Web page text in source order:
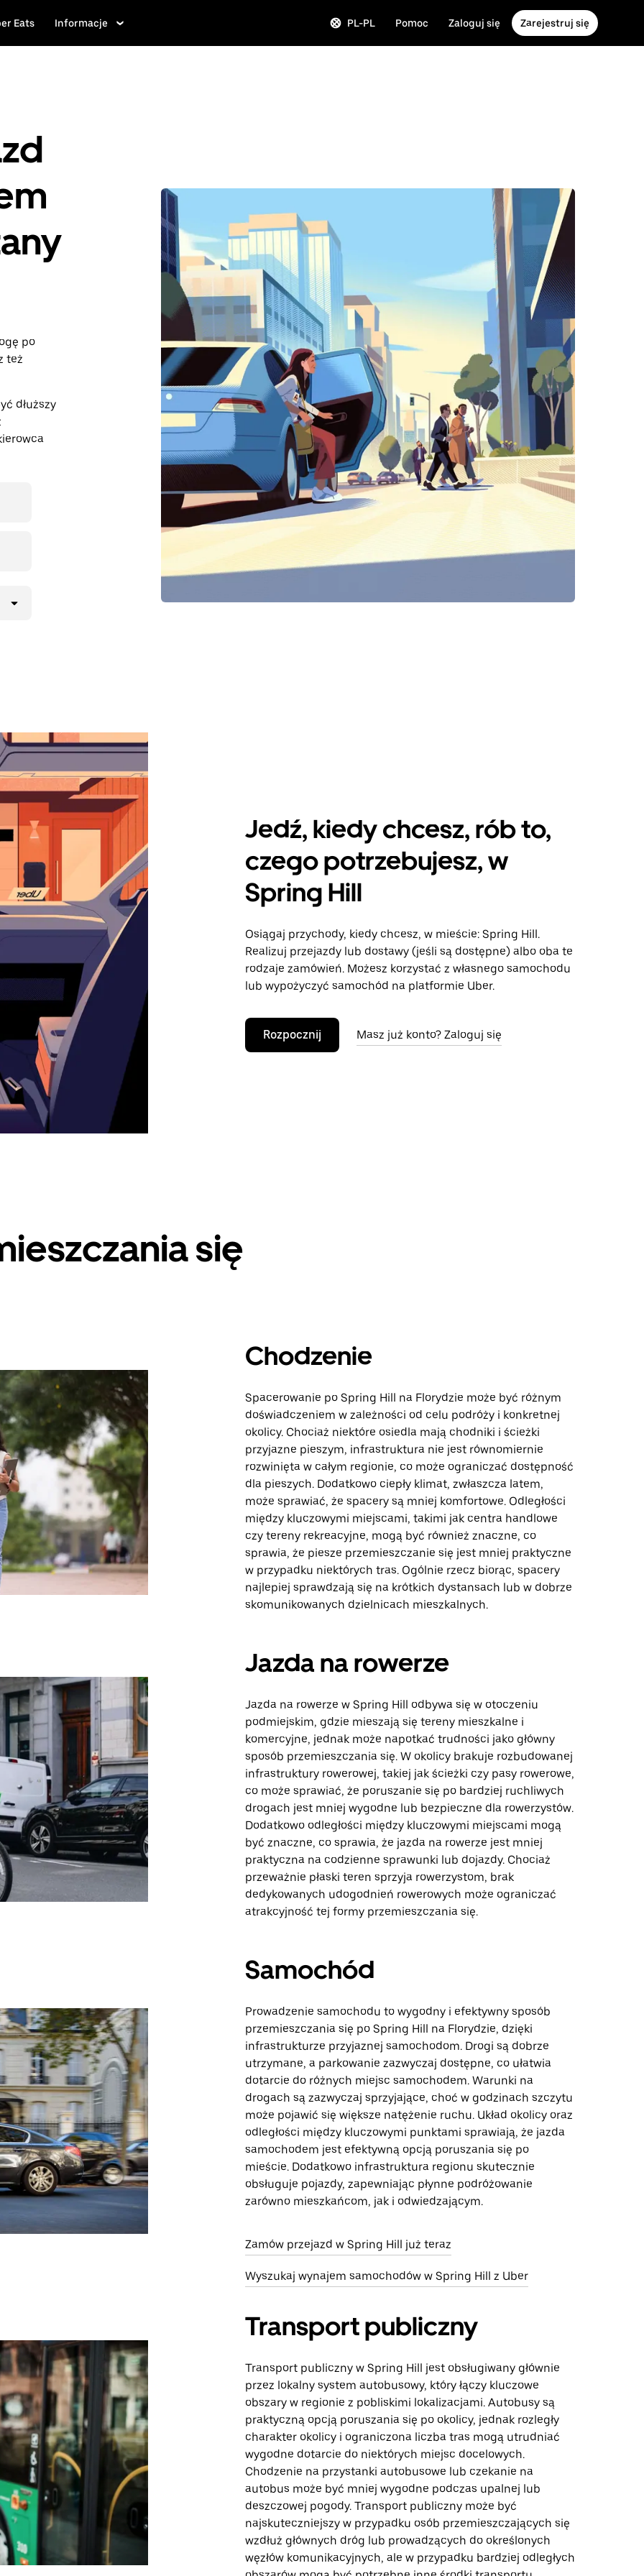
Eats Informacje PL-PL Pomoc Zaloguj się Zarejestruj się
po
też
dłuższy
Jedź, kiedy chcesz, rób to,
czego potrzebujesz, w
Spring Hill
Osiągaj przychody, kiedy chcesz, w mieście: Spring Hill.
Realizuj przejazdy lub dostawy (jeśli są dostępne) albo oba te
rodzaje zamówień. Możesz korzystać z własnego samochodu
lub wypożyczyć samochód na platformie Uber.
Rozpocznij Masz już konto? Zaloguj się
się
Chodzenie
Spacerowanie po Spring Hill na Florydzie może być różnym
doświadczeniem w zależności od celu podróży i konkretnej
okolicy. Chociaż niektóre osiedla mają chodniki i ścieżki
przyjazne pieszym, infrastruktura nie jest równomiernie
rozwinięta w całym regionie, co może ograniczać dostępność
dla pieszych. Dodatkowo ciepły klimat, zwłaszcza latem,
może sprawiać, że spacery są mniej komfortowe. Odległości
między kluczowymi miejscami, takimi jak centra handlowe
czy tereny rekreacyjne, mogą być również znaczne, co
sprawia, że piesze przemieszczanie się jest mniej praktyczne
w przypadku niektórych tras. Ogólnie rzecz biorąc, spacery
najlepiej sprawdzają się na krótkich dystansach lub w dobrze
skomunikowanych dzielnicach mieszkalnych.
Jazda na rowerze
Jazda na rowerze w Spring Hill odbywa się w otoczeniu
podmiejskim, gdzie mieszają się tereny mieszkalne i
komercyjne, jednak może napotkać trudności jako główny
sposób przemieszczania się. W okolicy brakuje rozbudowanej
infrastruktury rowerowej, takiej jak ścieżki czy pasy rowerowe,
co może sprawiać, że poruszanie się po bardziej ruchliwych
drogach jest mniej wygodne lub bezpieczne dla rowerzystów.
Dodatkowo odległości między kluczowymi miejscami mogą
być znaczne, co sprawia, że jazda na rowerze jest mniej
praktyczna na codzienne sprawunki lub dojazdy. Chociaż
przeważnie płaski teren sprzyja rowerzystom, brak
dedykowanych udogodnień rowerowych może ograniczać
atrakcyjność tej formy przemieszczania się.
Samochód
Prowadzenie samochodu to wygodny i efektywny sposób
przemieszczania się po Spring Hill na Florydzie, dzięki
infrastrukturze przyjaznej samochodom. Drogi są dobrze
utrzymane, a parkowanie zazwyczaj dostępne, co ułatwia
dotarcie do różnych miejsc samochodem. Warunki na
drogach są zazwyczaj sprzyjające, choć w godzinach szczytu
może pojawić się większe natężenie ruchu. Układ okolicy oraz
odległości między kluczowymi punktami sprawiają, że jazda
samochodem jest efektywną opcją poruszania się po
mieście. Dodatkowo infrastruktura regionu skutecznie
obsługuje pojazdy, zapewniając płynne podróżowanie
zarówno mieszkańcom, jak i odwiedzającym.
Zamów przejazd w Spring Hill już teraz
Wyszukaj wynajem samochodów w Spring Hill z Uber
Transport publiczny
Transport publiczny w Spring Hill jest obsługiwany głównie
przez lokalny system autobusowy, który łączy kluczowe
obszary w regionie z pobliskimi lokalizacjami. Autobusy są
praktyczną opcją poruszania się po okolicy, jednak rozległy
charakter okolicy i ograniczona liczba tras mogą utrudniać
wygodne dotarcie do niektórych miejsc docelowych.
Chodzenie na przystanki autobusowe lub czekanie na
autobus może być mniej wygodne podczas upalnej lub
deszczowej pogody. Transport publiczny może być
najskuteczniejszy w przypadku osób przemieszczających się
wzdłuż głównych dróg lub prowadzących do określonych
węzłów komunikacyjnych, ale w przypadku bardziej odległych